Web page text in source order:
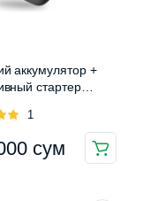
аккумулятор +
стартер
Оценка
1
сум